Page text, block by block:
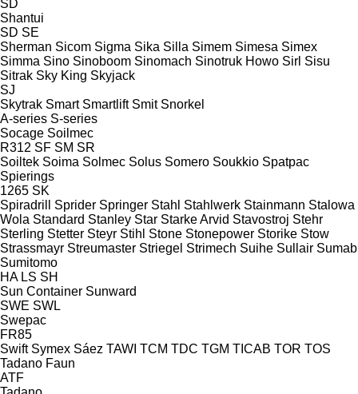
SD
Shantui
SD SE
Sherman Sicom Sigma Sika Silla Simem Simesa Simex
Simma Sino Sinoboom Sinomach Sinotruk Howo Sirl Sisu
Sitrak Sky King Skyjack
SJ
Skytrak Smart Smartlift Smit Snorkel
A-series S-series
Socage Soilmec
R312 SF SM SR
Soiltek Soima Solmec Solus Somero Soukkio Spatpac
Spierings
1265 SK
Spiradrill
Sprider Springer Stahl Stahlwerk Stainmann Stalowa
Wola Standard Stanley Star Starke Arvid Stavostroj Stehr
Sterling Stetter Steyr Stihl Stone Stonepower Storike Stow
Strassmayr Streumaster Striegel Strimech Suihe Sullair Sumab
Sumitomo
HA LS SH
Sun Container Sunward
SWE SWL
Swepac
FR85
Swift Symex Sáez TAWI TCM TDC TGM TICAB TOR TOS
Tadano Faun
ATF